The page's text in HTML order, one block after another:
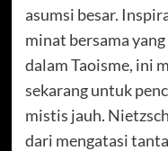
asumsi besar.
minat bersama
dalam Taoisme, ini
sekarang untuk
mistis jauh.
dari mengatasi